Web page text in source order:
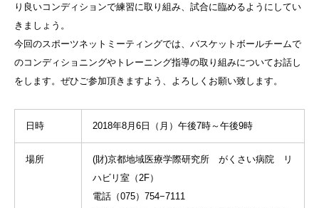
り良いコンディションで練習に取り組み、試合に臨めるようにしてい
きましょう。
今回のスポーツネットミーティングでは、バスケットボールチームで
のコンディショニングやトレーニング指導の取り組みについてお話し
をします。ぜひご参加頂きますよう、よろしくお願い致します。
日時 2018年8月6日（月）午後7時～午後9時
場所
(財)京都地域医療学際研究所 がくさい病院 リ
ハビリ室（2F）
電話（075）754−7111